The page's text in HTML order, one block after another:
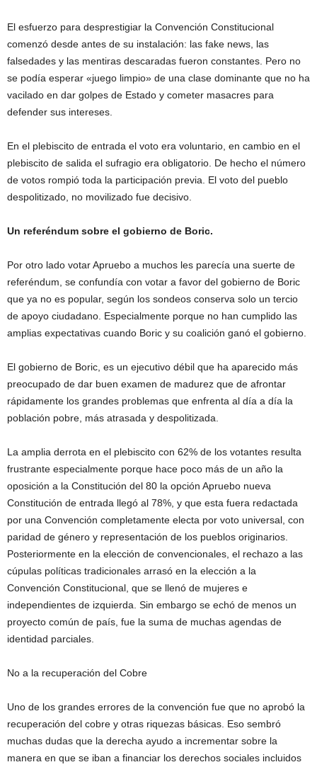
El esfuerzo para desprestigiar la Convención Constitucional
comenzó desde antes de su instalación: las fake news, las
falsedades y las mentiras descaradas fueron constantes. Pero no
se podía esperar «juego limpio» de una clase dominante que no ha
vacilado en dar golpes de Estado y cometer masacres para
defender sus intereses.
En el plebiscito de entrada el voto era voluntario, en cambio en el
plebiscito de salida el sufragio era obligatorio. De hecho el número
de votos rompió toda la participación previa. El voto del pueblo
despolitizado, no movilizado fue decisivo.
Un referéndum sobre el gobierno de Boric.
Por otro lado votar Apruebo a muchos les parecía una suerte de
referéndum, se confundía con votar a favor del gobierno de Boric
que ya no es popular, según los sondeos conserva solo un tercio
de apoyo ciudadano. Especialmente porque no han cumplido las
amplias expectativas cuando Boric y su coalición ganó el gobierno.
El gobierno de Boric, es un ejecutivo débil que ha aparecido más
preocupado de dar buen examen de madurez que de afrontar
rápidamente los grandes problemas que enfrenta al día a día la
población pobre, más atrasada y despolitizada.
La amplia derrota en el plebiscito con 62% de los votantes resulta
frustrante especialmente porque hace poco más de un año la
oposición a la Constitución del 80 la opción Apruebo nueva
Constitución de entrada llegó al 78%, y que esta fuera redactada
por una Convención completamente electa por voto universal, con
paridad de género y representación de los pueblos originarios.
Posteriormente en la elección de convencionales, el rechazo a las
cúpulas políticas tradicionales arrasó en la elección a la
Convención Constitucional, que se llenó de mujeres e
independientes de izquierda. Sin embargo se echó de menos un
proyecto común de país, fue la suma de muchas agendas de
identidad parciales.
No a la recuperación del Cobre
Uno de los grandes errores de la convención fue que no aprobó la
recuperación del cobre y otras riquezas básicas. Eso sembró
muchas dudas que la derecha ayudo a incrementar sobre la
manera en que se iban a financiar los derechos sociales incluidos